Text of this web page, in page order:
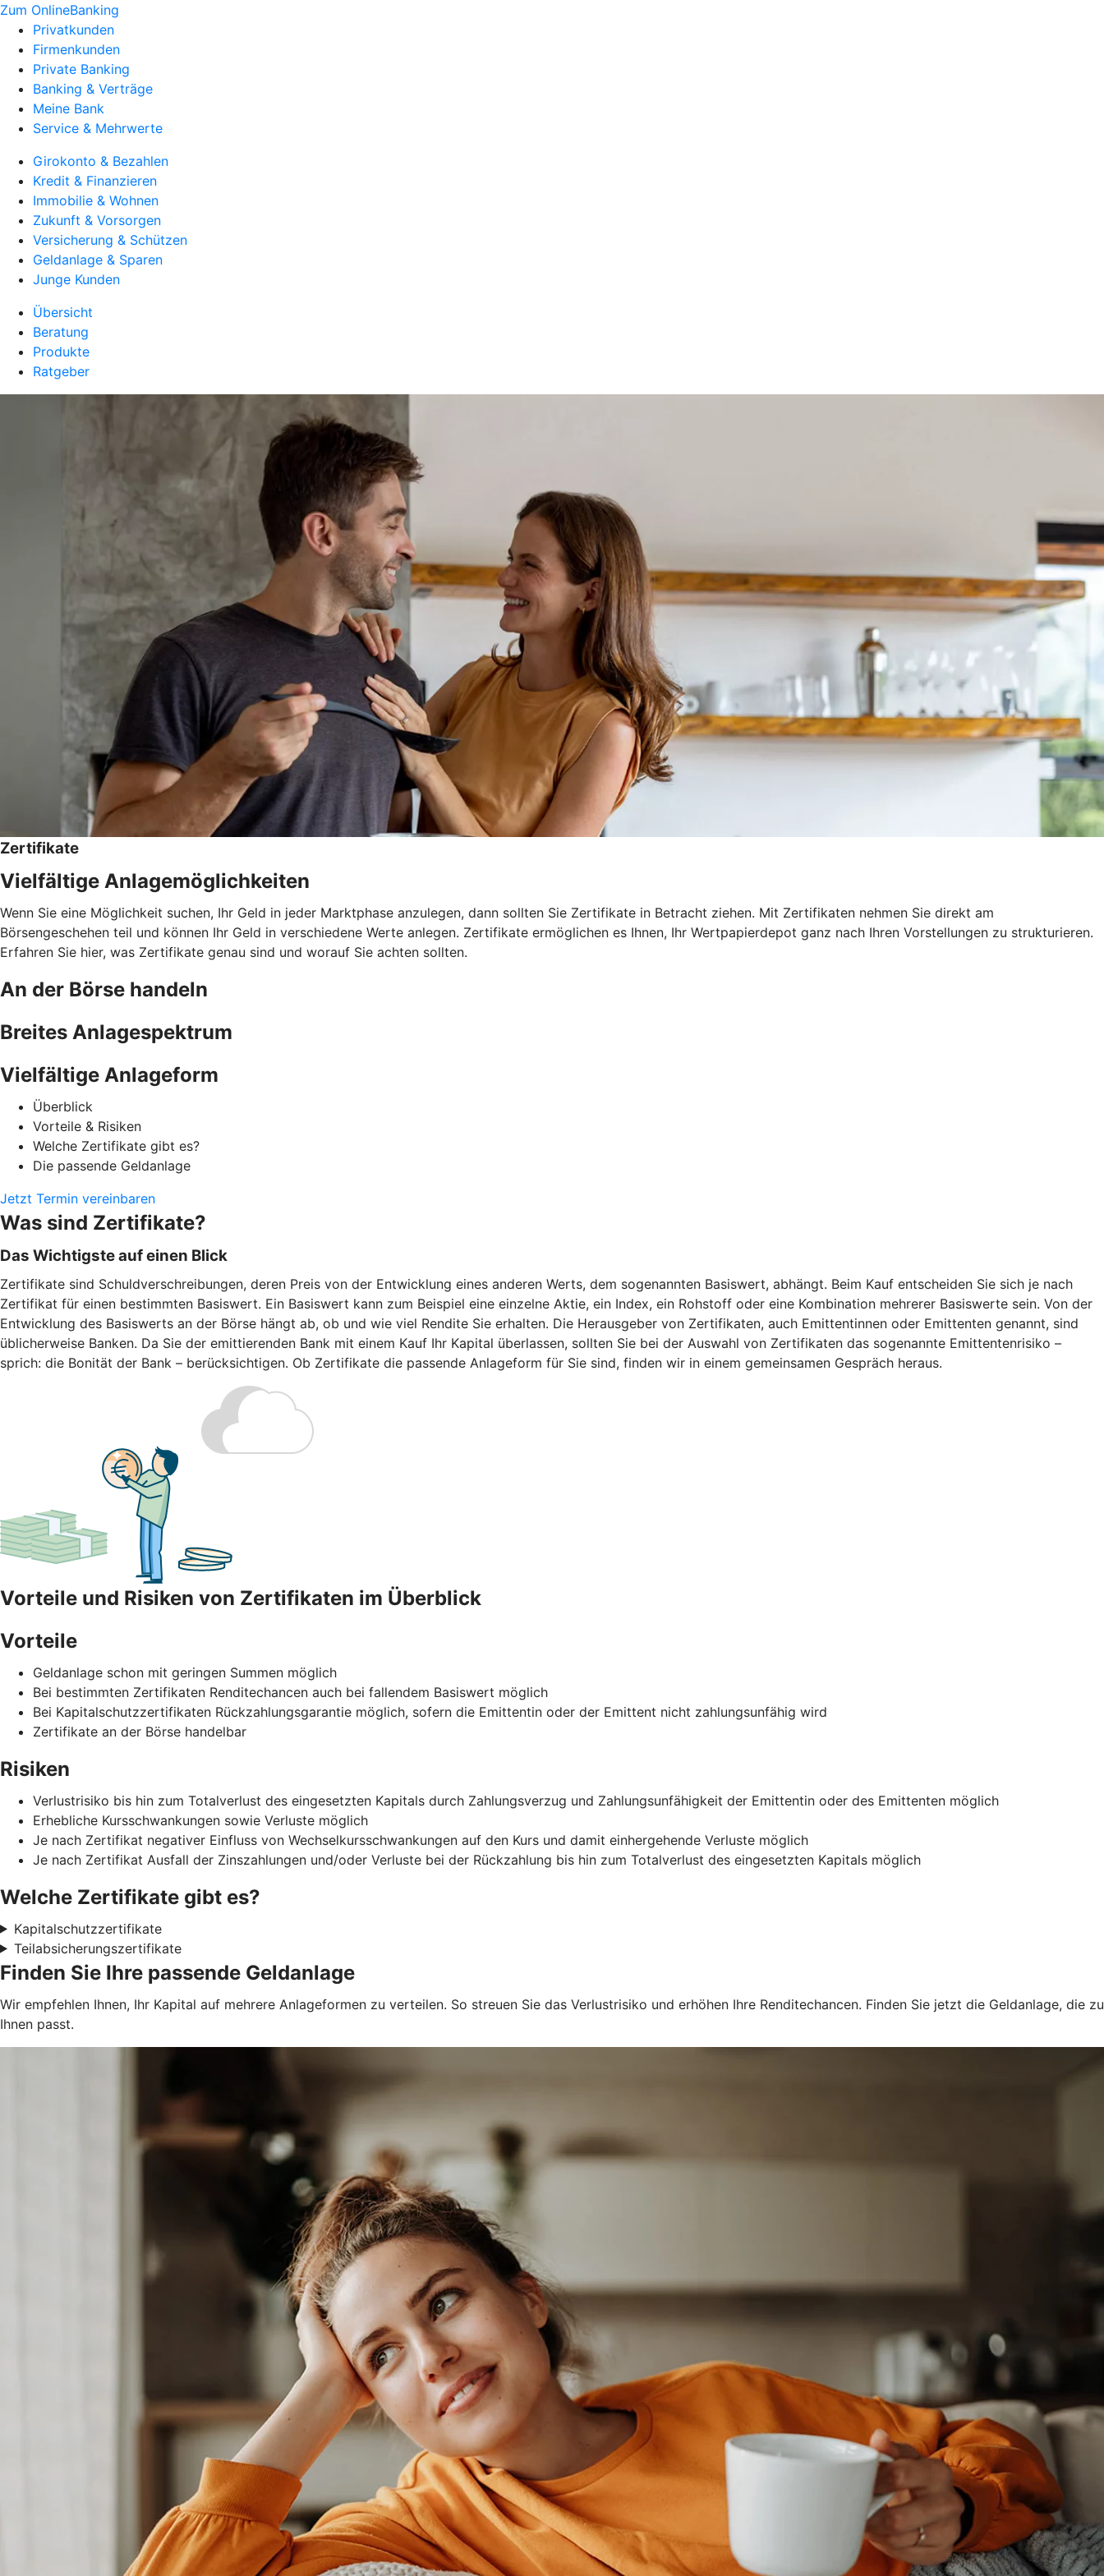
Zum OnlineBanking
Privatkunden
Firmenkunden
Private Banking
Banking & Verträge
Meine Bank
Service & Mehrwerte
Girokonto & Bezahlen
Kredit & Finanzieren
Immobilie & Wohnen
Zukunft & Vorsorgen
Versicherung & Schützen
Geldanlage & Sparen
Junge Kunden
Übersicht
Beratung
Produkte
Ratgeber
Zertifikate
Vielfältige Anlagemöglichkeiten
Wenn Sie eine Möglichkeit suchen, Ihr Geld in jeder Marktphase anzulegen, dann sollten Sie Zertifikate in Betracht ziehen. Mit Zertifikaten nehmen Sie direkt am
Börsengeschehen teil und können Ihr Geld in verschiedene Werte anlegen. Zertifikate ermöglichen es Ihnen, Ihr Wertpapierdepot ganz nach Ihren Vorstellungen zu strukturieren.
Erfahren Sie hier, was Zertifikate genau sind und worauf Sie achten sollten.
An der Börse handeln
Breites Anlagespektrum
Vielfältige Anlageform
Überblick
Vorteile & Risiken
Welche Zertifikate gibt es?
Die passende Geldanlage
Jetzt Termin vereinbaren
Was sind Zertifikate?
Das Wichtigste auf einen Blick
Zertifikate sind Schuldverschreibungen, deren Preis von der Entwicklung eines anderen Werts, dem sogenannten Basiswert, abhängt. Beim Kauf entscheiden Sie sich je nach
Zertifikat für einen bestimmten Basiswert. Ein Basiswert kann zum Beispiel eine einzelne Aktie, ein Index, ein Rohstoff oder eine Kombination mehrerer Basiswerte sein. Von der
Entwicklung des Basiswerts an der Börse hängt ab, ob und wie viel Rendite Sie erhalten. Die Herausgeber von Zertifikaten, auch Emittentinnen oder Emittenten genannt, sind
üblicherweise Banken. Da Sie der emittierenden Bank mit einem Kauf Ihr Kapital überlassen, sollten Sie bei der Auswahl von Zertifikaten das sogenannte Emittentenrisiko –
sprich: die Bonität der Bank – berücksichtigen. Ob Zertifikate die passende Anlageform für Sie sind, finden wir in einem gemeinsamen Gespräch heraus.
Vorteile und Risiken von Zertifikaten im Überblick
Vorteile
Geldanlage schon mit geringen Summen möglich
Bei bestimmten Zertifikaten Renditechancen auch bei fallendem Basiswert möglich
Bei Kapitalschutzzertifikaten Rückzahlungsgarantie möglich, sofern die Emittentin oder der Emittent nicht zahlungsunfähig wird
Zertifikate an der Börse handelbar
Risiken
Verlustrisiko bis hin zum Totalverlust des eingesetzten Kapitals durch Zahlungsverzug und Zahlungsunfähigkeit der Emittentin oder des Emittenten möglich
Erhebliche Kursschwankungen sowie Verluste möglich
Je nach Zertifikat negativer Einfluss von Wechselkursschwankungen auf den Kurs und damit einhergehende Verluste möglich
Je nach Zertifikat Ausfall der Zinszahlungen und/oder Verluste bei der Rückzahlung bis hin zum Totalverlust des eingesetzten Kapitals möglich
Welche Zertifikate gibt es?
Kapitalschutzzertifikate
Teilabsicherungszertifikate
Finden Sie Ihre passende Geldanlage
Wir empfehlen Ihnen, Ihr Kapital auf mehrere Anlageformen zu verteilen. So streuen Sie das Verlustrisiko und erhöhen Ihre Renditechancen. Finden Sie jetzt die Geldanlage, die zu
Ihnen passt.